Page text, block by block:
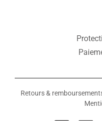
Retours &